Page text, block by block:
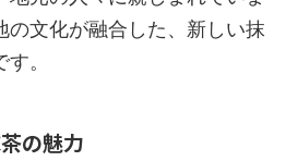
の文化が融合した、新しい抹
。
の魅力